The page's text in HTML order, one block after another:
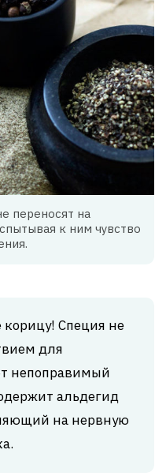
переносят на
к ним чувство
корицу! Специя не
для
непоправимый
альдегид
на нервную